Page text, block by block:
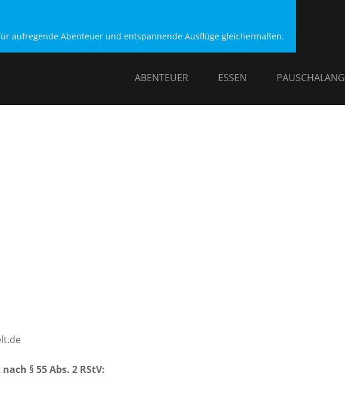
aufregende Abenteuer und entspannende Ausflüge gleichermaßen.
ABENTEUER ESSEN
§ 55 Abs. 2 RStV: